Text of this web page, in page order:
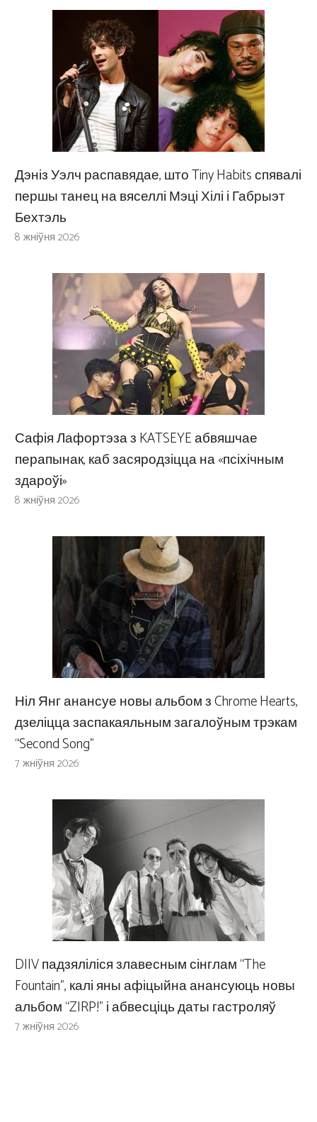
Дэніз Уэлч распавядае, што Tiny Habits спявалі
першы танец на вяселлі Мэці Хілі і Габрыэт
Бехтэль
8 жніўня 2026
Сафія Лафортэза з KATSEYE абвяшчае
перапынак, каб засяродзіцца на «псіхічным
здароўі»
8 жніўня 2026
Ніл Янг анансуе новы альбом з Chrome Hearts,
дзеліцца заспакаяльным загалоўным трэкам
“Second Song”
7 жніўня 2026
DIIV падзяліліся злавесным сінглам “The
Fountain”, калі яны афіцыйна анансуюць новы
альбом “ZIRP!” і абвесціць даты гастроляў
7 жніўня 2026